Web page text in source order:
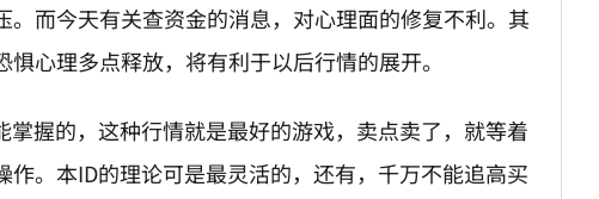
而今天有关查资金的消息，对心理面的修复不利。其
心理多点释放，将有利于以后行情的展开。
握的，这种行情就是最好的游戏，卖点卖了，就等着
。本ID的理论可是最灵活的，还有，千万不能追高买